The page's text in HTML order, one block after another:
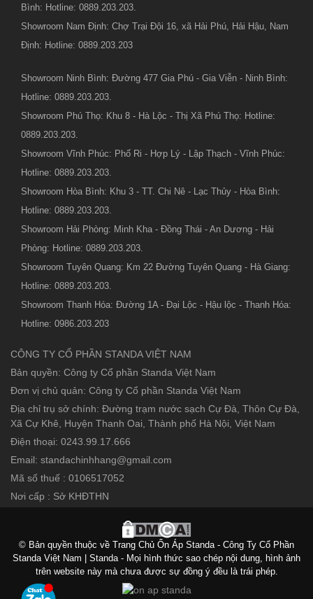
Bình: Hotline: 0889.203.203.
Showroom Nam Định: Chợ Trại Đội 16, xã Hải Phú, Hải Hậu, Nam
Định: Hotline: 0889.203.203
Showroom Ninh Bình: Đường 477 Gia Phú - Gia Viễn - Ninh Bình:
Hotline: 0889.203.203.
Showroom Phú Thọ: Khu 8 - Hà Lộc - Thị Xã Phú Thọ: Hotline:
0889.203.203.
Showroom Vĩnh Phúc: Phố Ri - Hợp Lý - Lập Thạch - Vĩnh Phúc:
Hotline: 0889.203.203.
Showroom Hòa Bình: Khu 3 - TT. Chi Nê - Lạc Thủy - Hòa Bình:
Hotline: 0889.203.203.
Showroom Hải Phòng: Minh Kha - Đồng Thái - An Dương - Hải
Phòng: Hotline: 0889.203.203.
Showroom Tuyên Quang: Km 22 Đường Tuyên Quang - Hà Giang:
Hotline: 0889.203.203.
Showroom Thanh Hóa: Đường 1A - Đại Lộc - Hậu lộc - Thanh Hóa:
Hotline: 0986.203.203
CÔNG TY CỔ PHẦN STANDA VIỆT NAM
Bản quyền: Công ty Cổ phần Standa Việt Nam
Đơn vị chủ quản: Công ty Cổ phần Standa Việt Nam
Địa chỉ trụ sở chính: Đường trạm nước sạch Cự Đà, Thôn Cự Đà,
Xã Cự Khê, Huyện Thanh Oai, Thành phố Hà Nội, Việt Nam
Điện thoại: 0243.99.17.666
Email: standachinhhang@gmail.com
Mã số thuế : 0106517052
Nơi cấp : Sở KHĐTHN
© Bản quyền thuộc về Trang Chủ Ổn Áp Standa - Công Ty Cổ Phần
Standa Việt Nam | Standa - Mọi hình thức sao chép nội dung, hình ảnh
trên website này mà chưa được sự đồng ý đều là trái phép.